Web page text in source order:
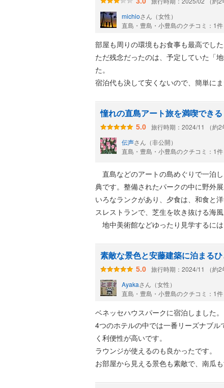
がらゆったり。ミュージアムに行って
お食事は、夕飯・朝飯とも和食をチョ
michioさん（女性）
直島・豊島・小豊島のクチコミ：1件
部屋も周りの環境もお食事も最高でし
ただ残念だったのは、予定していた「
た。
宿泊代も決して安くないので、簡単に
憧れの直島アート旅を満喫できる
5.0
旅行時期：2024/11 （約2
伝声さん（非公開）
直島・豊島・小豊島のクチコミ：1件
直島などのアートの島めぐりで一泊
典です。整備されたパークの中に野外
いろなランクがあり、夕食は、和食と
スレストランで、芝生を吹き抜ける海
地中美術館などゆったり見学するに
しました。
素敵な景色と安藤建築に泊まる
5.0
旅行時期：2024/11 （約2
Ayakaさん（女性）
直島・豊島・小豊島のクチコミ：1件
ベネッセハウスパークに宿泊しました。
4つのホテルの中では一番リーズナブ
く利便性が高いです。
ラウンジが使えるのも良かったです。
お部屋から見える景色も素敵で、南瓜も